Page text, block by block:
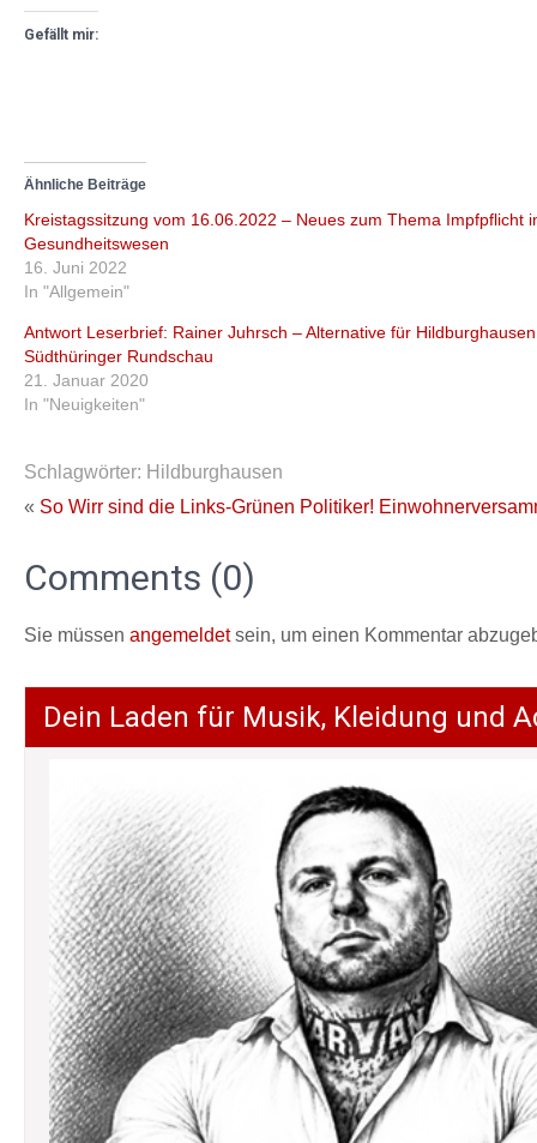
Gefällt mir:
Ähnliche Beiträge
Kreistagssitzung vom 16.06.2022 – Neues zum Thema Impfpflicht
Gesundheitswesen
16. Juni 2022
In "Allgemein"
Antwort Leserbrief: Rainer Juhrsch – Alternative für
Südthüringer Rundschau
21. Januar 2020
In "Neuigkeiten"
Schlagwörter: Hildburghausen
« So Wirr sind die Links-Grünen Politiker!
Comments (0)
Sie müssen angemeldetsein, um einen Kommentar
Dein Laden für Musik, Kleidung und